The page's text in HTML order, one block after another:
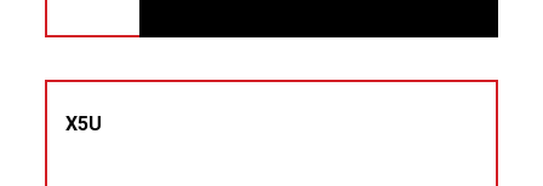
X5U